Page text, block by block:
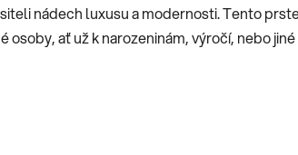
nádech luxusu a modernosti. Tento
ať už k narozeninám, výročí, nebo